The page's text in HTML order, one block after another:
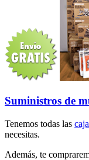
Suministros de
Tenemos todas las
necesitas.
Además, te